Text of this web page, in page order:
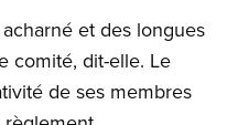
et des longues
comité, dit-elle. Le
de ses membres